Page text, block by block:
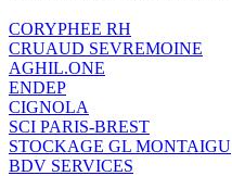
CORYPHEE RH
CRUAUD SEVREMOINE
AGHIL.ONE
ENDEP
CIGNOLA
SCI PARIS-BREST
STOCKAGE GL MONTAIGU
BDV SERVICES